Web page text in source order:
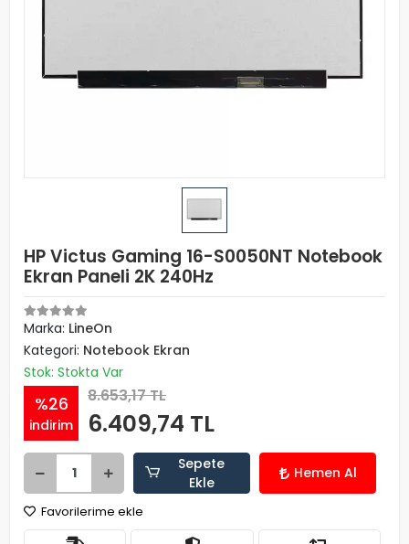
HP Victus Gaming 16-S0050NT Notebook
Ekran Paneli 2K 240Hz
Marka: LineOn
Kategori: Notebook Ekran
Stok: Stokta Var
%26
indirim
8.653,17 TL
6.409,74 TL
Sepete
Ekle
Hemen Al
Favorilerime ekle